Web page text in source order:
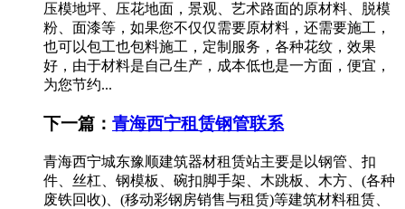
压模地坪、压花地面，景观、艺术路面的原材料、脱模
粉、面漆等，如果您不仅仅需要原材料，还需要施工，
也可以包工也包料施工，定制服务，各种花纹，效果
好，由于材料是自己生产，成本低也是一方面，便宜，
为您节约...
下一篇： 青海西宁租赁钢管联系
青海西宁城东豫顺建筑器材租赁站主要是以钢管、扣
件、丝杠、钢模板、碗扣脚手架、木跳板、木方、(各种
废铁回收)、(移动彩钢房销售与租赁)等建筑材料租赁、